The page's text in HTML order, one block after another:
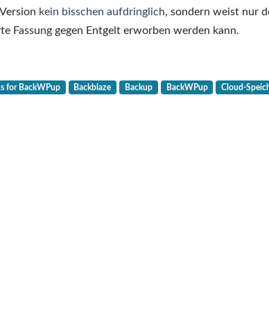
kein bisschen aufdringlich, sondern weist nur
Fassung gegen Entgelt erworben werden kann.
for BackWPup Backblaze Backup BackWPup Cloud-